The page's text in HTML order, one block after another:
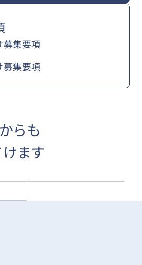
募集要項
募集要項
らも
ます